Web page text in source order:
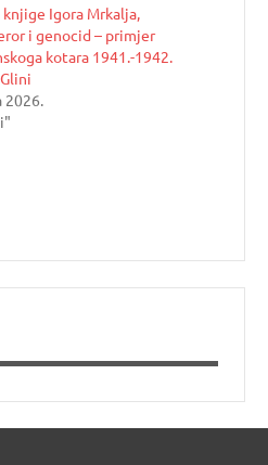
Igora Mrkalja,
i genocid – primjer
kotara 1941.-1942.
2026.